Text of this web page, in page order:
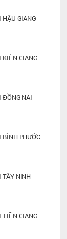
HẬU GIANG
KIÊN GIANG
ĐỒNG NAI
BÌNH PHƯỚC
TÂY NINH
TIỀN GIANG